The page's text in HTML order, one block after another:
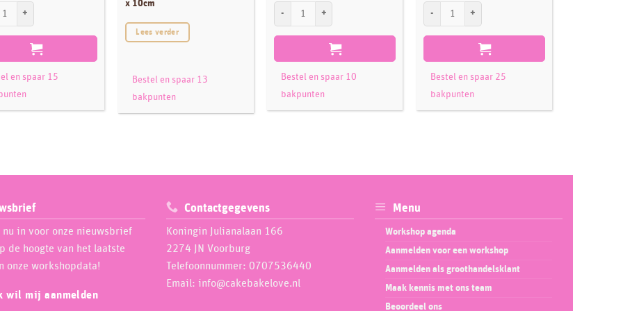
Round Cake Pan 22,5 x 7,5cm aantal
en spaar 15
x 10cm
Lees verder
Bestel en spaar 13
bakpunten
Bestel en spaar 10
bakpunten
Bestel en spaar 25
bakpunten
in voor onze nieuwsbrief
de hoogte van het laatste
onze workshopdata!
wil mij aanmelden
Contactgegevens
Koningin Julianalaan 166
2274 JN Voorburg
Telefoonnummer: 0707536440
Email: info@cakebakelove.nl
Menu
Workshop agenda
Aanmelden voor een workshop
Aanmelden als groothandelsklant
Maak kennis met ons team
Beoordeel ons